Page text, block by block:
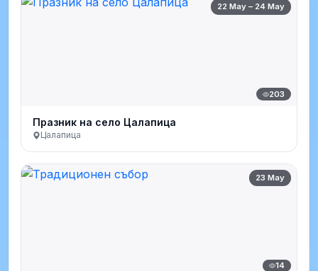
22 May – 24 May
203
Празник на село Цалапица
Цалапица
23 May
14